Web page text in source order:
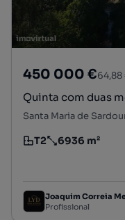
450 000 €64,88
Quinta com duas
Santa Maria de
Tipologia
T2
Preço por metro
6936 m²
Joaquim Correia
Profissional